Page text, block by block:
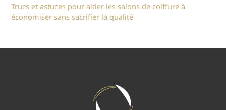
Trucs et astuces pour aider les salons de coiffure à
économiser sans sacrifier la qualité